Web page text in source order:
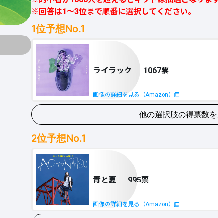
※回答は1～3位まで順番に選択してください。
1位予想No.1
ライラック 1067票
画像の詳細を見る（Amazon）
ケセラセラ 918票
他の選択肢の得票数
2位予想No.1
青と夏 995票
画像の詳細を見る（Amazon）